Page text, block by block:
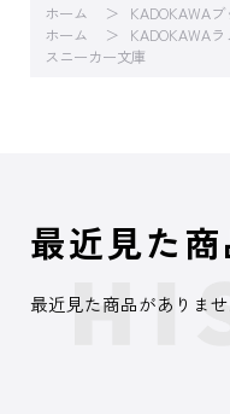
ホーム KADOKAWA
ホーム
KADOKAWA
スニーカー文庫
最近見た商
最近見た商品がありませ